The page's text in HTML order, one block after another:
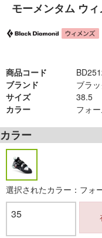
モーメンタム ウ
商品コード
ブランド
ブラ
サイズ
38.5
カラー
フォ
カラー
選択されたカラー：フォ
35